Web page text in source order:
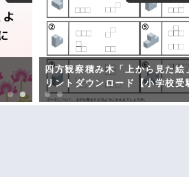
四方観察積み木「上から見た絵
リントダウンロード【小学校受